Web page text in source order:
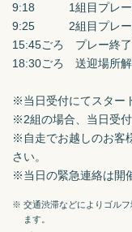
9:18　　　1組目プレ
9:25　　　2組目プレ
15:45ごろ　プレー終了
18:30ごろ　送迎場所
※当日受付にてスター
※2組の場合、当日受付
※自走でお越しのお客
さい。
※当日の緊急連絡は開
※ 交通渋滞などによりゴル
ます。